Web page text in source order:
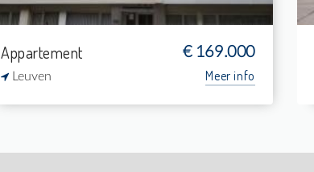
Appartement € 169.000
Leuven Meer info